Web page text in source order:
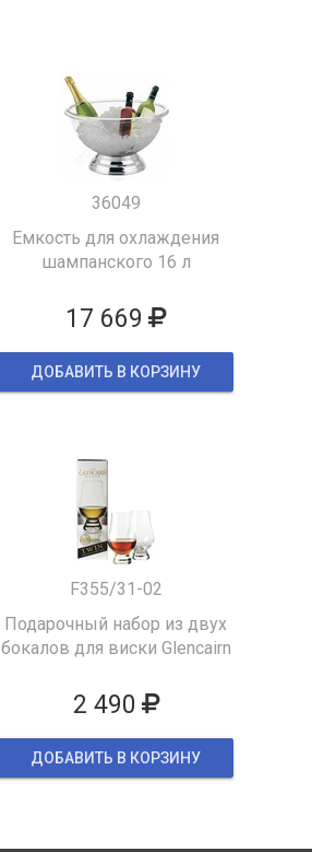
36049
Емкость для охлаждения
шампанского 16 л
17 669
ДОБАВИТЬ В КОРЗИНУ
F355/31-02
Подарочный набор из двух
бокалов для виски Glencairn
2 490
ДОБАВИТЬ В КОРЗИНУ